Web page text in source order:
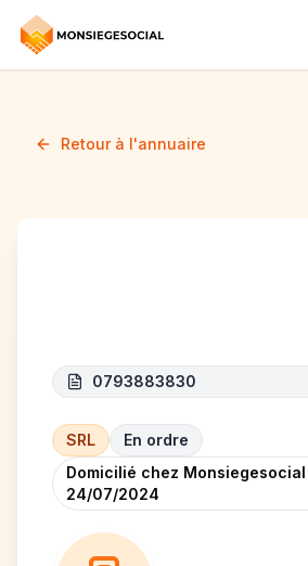
Retour à l'annuaire
0793883830
SRL
En ordre
Domicilié chez
24/07/2024